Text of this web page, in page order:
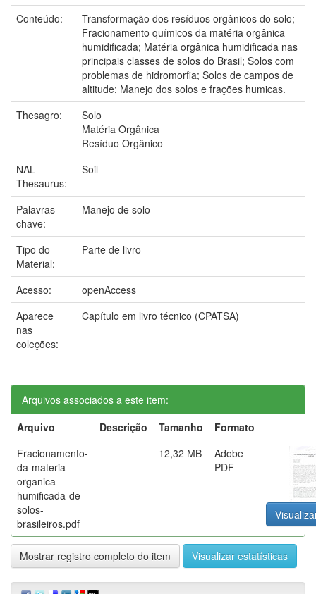
Conteúdo:
Transformação dos resíduos orgânicos do solo;
Fracionamento químicos da matéria orgânica
humidificada; Matéria orgânica humidificada nas
principais classes de solos do Brasil; Solos com
problemas de hidromorfia; Solos de campos de
altitude; Manejo dos solos e frações humicas.
Thesagro:
Solo
Matéria Orgânica
Resíduo Orgânico
NAL
Thesaurus:
Soil
Palavras-
chave:
Manejo de solo
Tipo do
Material:
Parte de livro
Acesso:
openAccess
Aparece
nas
coleções:
Capítulo em livro técnico (CPATSA)
Arquivos associados a este item:
Arquivo
Descrição Tamanho
Formato
Fracionamento-
da-materia-
organica-
humificada-de-
solos-
brasileiros.pdf
12,32 MB
Adobe
PDF
Mostrar registro completo do item Visualizar estatísticas